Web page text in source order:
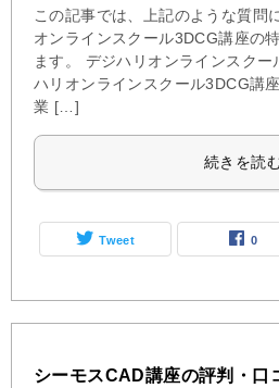
この記事では、上記のような質問
オンラインスクール3DCG講座の
ます。 デジハリオンラインスク
ハリオンラインスクール3DCG講
業 […]
続きを読
Tweet 0
シーモスCAD講座の評判・口